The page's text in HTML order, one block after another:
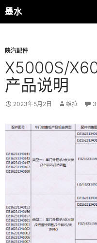
跳
至
墨水
搜
索
陕汽配件
X5000S/
产品说明
2023年5月2日 维拉